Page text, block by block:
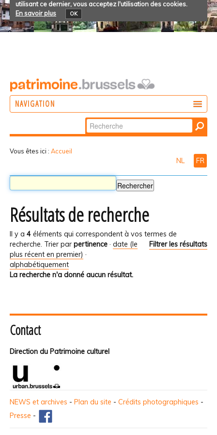
utilisant ce dernier, vous acceptez l'utilisation des cookies.
En savoir plus
OK
NAVIGATION
Chercher par
Recherche
Vous êtes ici : Accueil
NL FR
Résultats de recherche
Il y a 4 éléments qui correspondent à vos termes de
recherche.
Filtrer les résultats
Trier par pertinence · date (le
plus récent en premier) ·
alphabétiquement
La recherche n'a donné aucun résultat.
Contact
Direction du Patrimoine culturel
NEWS et archives - Plan du site - Crédits photographiques -
Presse -